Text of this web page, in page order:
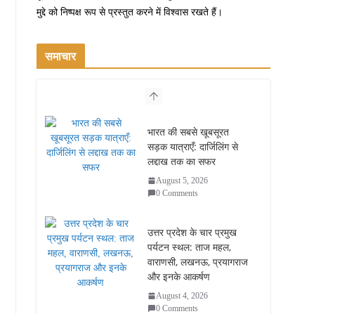
मुद्दे को निष्पक्ष रूप से प्रस्तुत करने में विश्वास रखते हैं।
समाचार
भारत की सबसे खूबसूरत
सड़क यात्राएँ: दार्जिलिंग से
लद्दाख तक का सफर
August 5, 2026
0 Comments
उत्तर प्रदेश के चार प्रमुख
पर्यटन स्थल: ताज महल,
वाराणसी, लखनऊ, प्रयागराज
और इनके आकर्षण
August 4, 2026
0 Comments